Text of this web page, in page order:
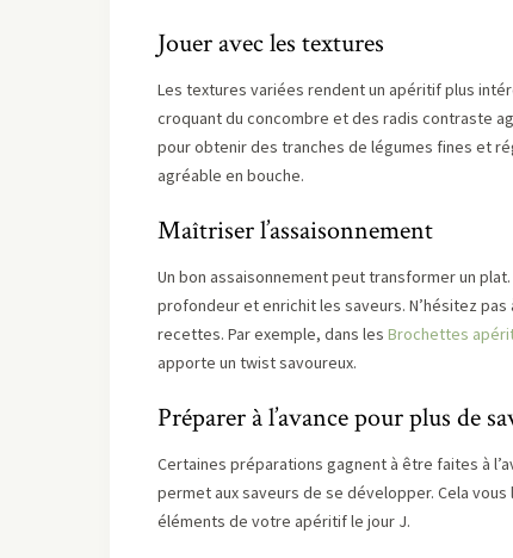
Jouer avec les textures
Les textures variées rendent un apéritif plus
croquant du concombre et des radis contraste
pour obtenir des tranches de légumes fines et
agréable en bouche.
Maîtriser l’assaisonnement
Un bon assaisonnement peut transformer un plat.
profondeur et enrichit les saveurs. N’hésitez
recettes. Par exemple, dans les Brochettes
apporte un twist savoureux.
Préparer à l’avance pour plus de
Certaines préparations gagnent à être faites à
permet aux saveurs de se développer. Cela
éléments de votre apéritif le jour J.